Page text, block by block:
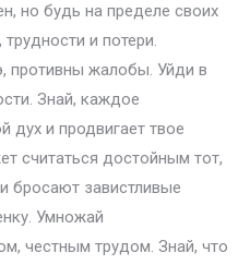
но будь на пределе своих
и потери.
противны жалобы. Уйди в
Знай, каждое
дух и продвигает твое
считаться достойным тот,
бросают завистливые
Умножай
честным трудом. Знай, что